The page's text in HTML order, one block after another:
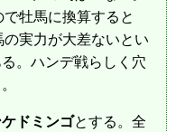
牡馬に換算すると
実力が大差ないとい
。ハンデ戦らしく穴
ドミンゴとする。全